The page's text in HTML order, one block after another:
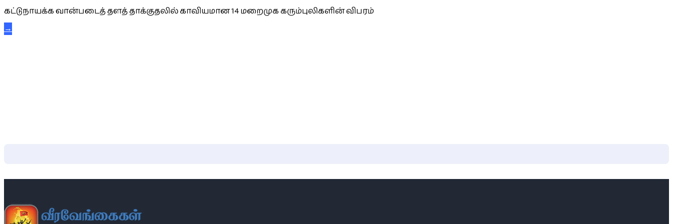
கட்டுநாயக்க வான்படைத் தளத் தாக்குதலில் காவியமான 14 மறைமுக கரும்புலிகளின் விபரம்
→